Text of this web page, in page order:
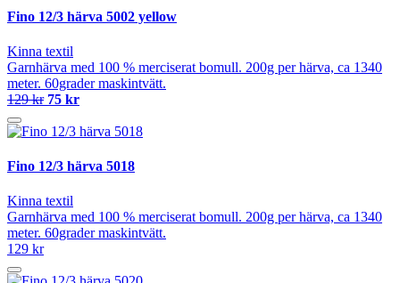
Fino 12/3 härva 5002 yellow
Kinna textil
Garnhärva med 100 % merciserat bomull. 200g per härva, ca 1340
meter. 60grader maskintvätt.
129 kr 75 kr
Fino 12/3 härva 5018
Kinna textil
Garnhärva med 100 % merciserat bomull. 200g per härva, ca 1340
meter. 60grader maskintvätt.
129 kr